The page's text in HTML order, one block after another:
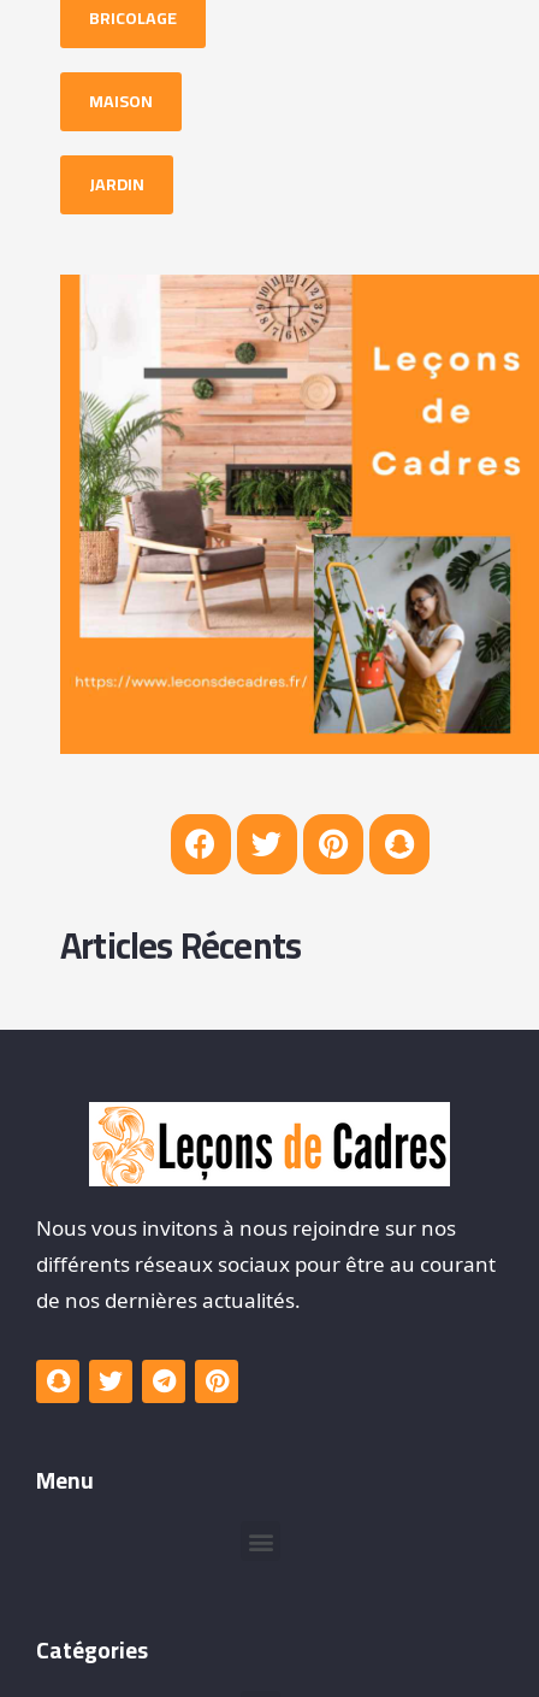
BRICOLAGE
MAISON
JARDIN
Articles Récents
Nous vous invitons à nous rejoindre sur nos
différents réseaux sociaux pour être au courant
de nos dernières actualités.
Menu
Catégories